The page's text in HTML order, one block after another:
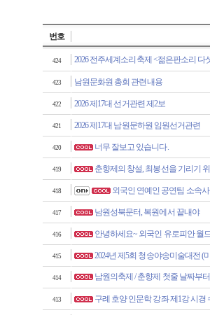
번호
424 2026 전주세계소리축제 <젊은판소리 다
423 남원문화원 총회 관련내용
422 2026 제17대 선거관련 제2보
421 2026 제17대 남원문하원 임원선거관련
420 너무 잘보고 있습니다.
419 춘향제의 창설, 최봉선을 기리기
418 외국인 연예인 공연팀 소속
417 남원성북문터, 복원에서 끝내야
416 안녕하세요~ 외국인 유로피안 월
415 2024년 제5회 청송야송미술대전 (
414 남원의축제 / 춘향제 첫줄 날짜부
413 구례 호양 인문학 강좌 제1강 시경